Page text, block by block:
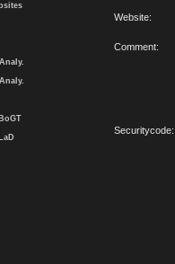
Website:
Comment:
Securitycode: